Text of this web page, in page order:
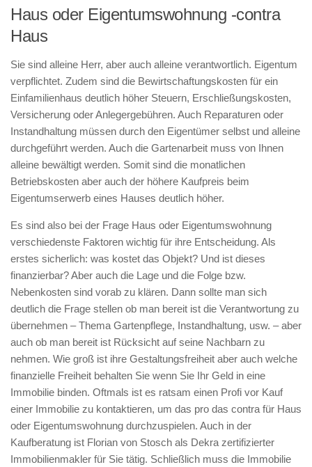
Haus oder Eigentumswohnung -contra
Haus
Sie sind alleine Herr, aber auch alleine verantwortlich. Eigentum
verpflichtet. Zudem sind die Bewirtschaftungskosten für ein
Einfamilienhaus deutlich höher Steuern, Erschließungskosten,
Versicherung oder Anlegergebühren. Auch Reparaturen oder
Instandhaltung müssen durch den Eigentümer selbst und alleine
durchgeführt werden. Auch die Gartenarbeit muss von Ihnen
alleine bewältigt werden. Somit sind die monatlichen
Betriebskosten aber auch der höhere Kaufpreis beim
Eigentumserwerb eines Hauses deutlich höher.
Es sind also bei der Frage Haus oder Eigentumswohnung
verschiedenste Faktoren wichtig für ihre Entscheidung. Als
erstes sicherlich: was kostet das Objekt? Und ist dieses
finanzierbar? Aber auch die Lage und die Folge bzw.
Nebenkosten sind vorab zu klären. Dann sollte man sich
deutlich die Frage stellen ob man bereit ist die Verantwortung zu
übernehmen – Thema Gartenpflege, Instandhaltung, usw. – aber
auch ob man bereit ist Rücksicht auf seine Nachbarn zu
nehmen. Wie groß ist ihre Gestaltungsfreiheit aber auch welche
finanzielle Freiheit behalten Sie wenn Sie Ihr Geld in eine
Immobilie binden. Oftmals ist es ratsam einen Profi vor Kauf
einer Immobilie zu kontaktieren, um das pro das contra für Haus
oder Eigentumswohnung durchzuspielen. Auch in der
Kaufberatung ist Florian von Stosch als Dekra zertifizierter
Immobilienmakler für Sie tätig. Schließlich muss die Immobilie